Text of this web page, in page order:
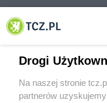
© 2001-2026 Tczew - TCZ.PL
Drogi
Na naszej stronie
partnerów